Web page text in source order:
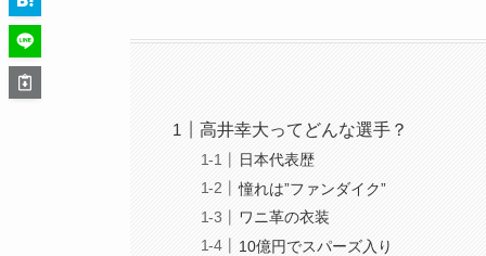
高井幸大ってどんな選手？
日本代表歴
憧れは”ファンダイク”
ワニ革の衣装
10億円でスパーズ入り